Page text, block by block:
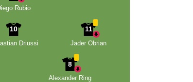
Rubio
10
Driussi
11
Jader Obrian
8
Alexander Ring